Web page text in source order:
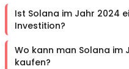
Ist Solana im Jahr 2024
Investition?
Wo kann man Solana im
kaufen?